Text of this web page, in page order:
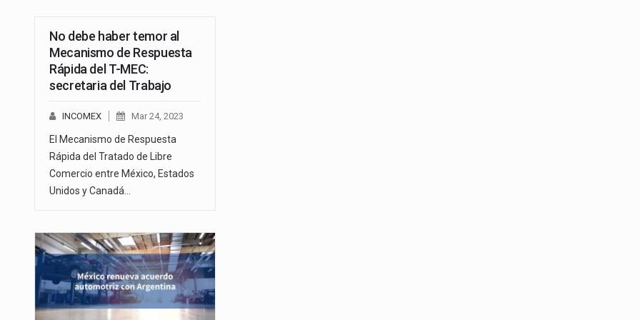
No debe haber temor al
Mecanismo de Respuesta
Rápida del T-MEC:
secretaria del Trabajo
INCOMEX Mar 24, 2023
El Mecanismo de Respuesta
Rápida del Tratado de Libre
Comercio entre México, Estados
Unidos y Canadá…